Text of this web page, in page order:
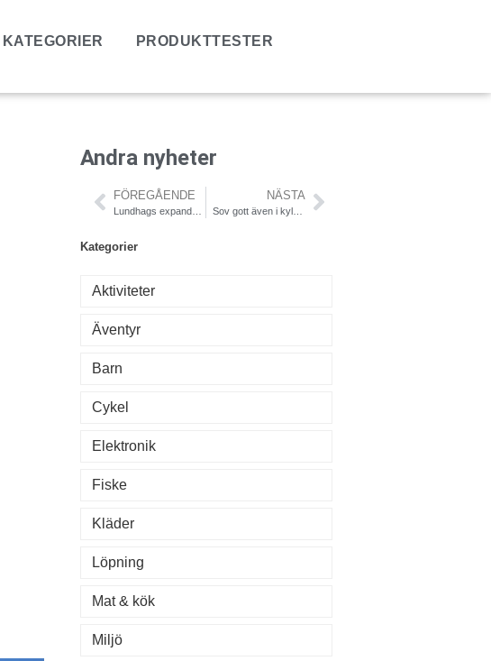
KATEGORIER PRODUKTTESTER
Andra nyheter
FÖREGÅENDE
Lundhags expanderar till Stockholm
NÄSTA
Kategorier
Aktiviteter
Äventyr
Barn
Cykel
Elektronik
Fiske
Kläder
Löpning
Mat & kök
Miljö